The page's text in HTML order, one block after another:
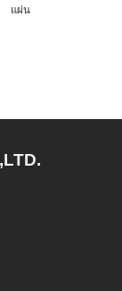
แผ่น
options